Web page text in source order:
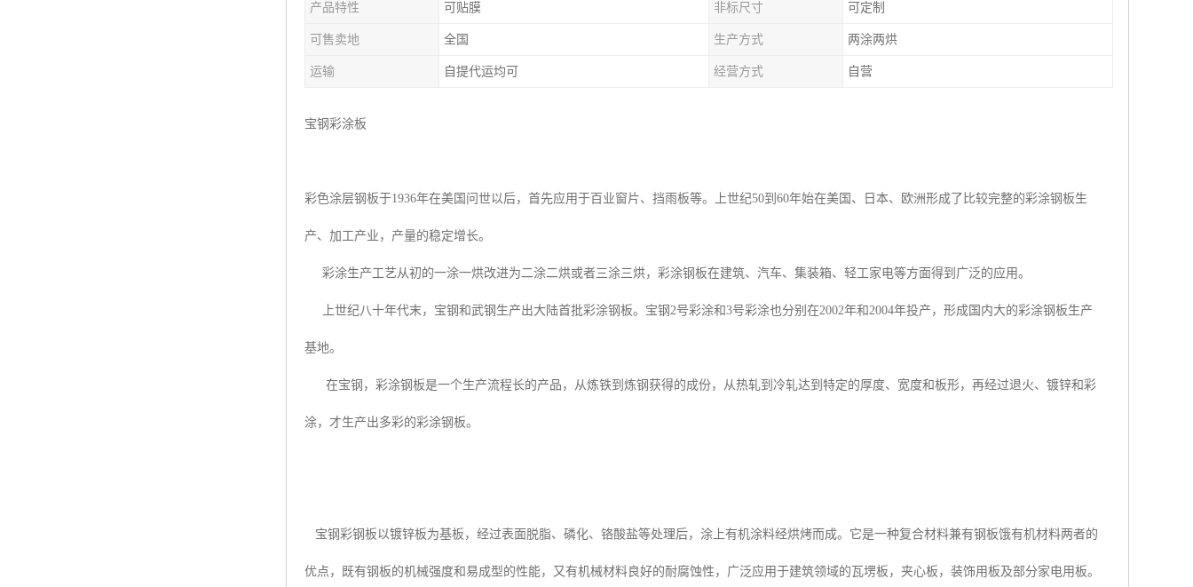
产品特性 可贴膜 非标尺寸 可定制
可售卖地 全国 生产方式 两涂两烘
运输 自提代运均可 经营方式 自营
宝钢彩涂板
彩色涂层钢板于1936年在美国问世以后，首先应用于百业窗片、挡雨板等。上世纪50到60年始在美国、日本、欧洲形成了比较完整的彩涂钢板生
产、加工产业，产量的稳定增长。
彩涂生产工艺从初的一涂一烘改进为二涂二烘或者三涂三烘，彩涂钢板在建筑、汽车、集装箱、轻工家电等方面得到广泛的应用。
上世纪八十年代末，宝钢和武钢生产出大陆首批彩涂钢板。宝钢2号彩涂和3号彩涂也分别在2002年和2004年投产，形成国内大的彩涂钢板生产
基地。
在宝钢，彩涂钢板是一个生产流程长的产品，从炼铁到炼钢获得的成份，从热轧到冷轧达到特定的厚度、宽度和板形，再经过退火、镀锌和彩
涂，才生产出多彩的彩涂钢板。
宝钢彩钢板以镀锌板为基板，经过表面脱脂、磷化、铬酸盐等处理后，涂上有机涂料经烘烤而成。它是一种复合材料兼有钢板饿有机材料两者的
优点，既有钢板的机械强度和易成型的性能，又有机械材料良好的耐腐蚀性，广泛应用于建筑领域的瓦塄板，夹心板，装饰用板及部分家电用板。